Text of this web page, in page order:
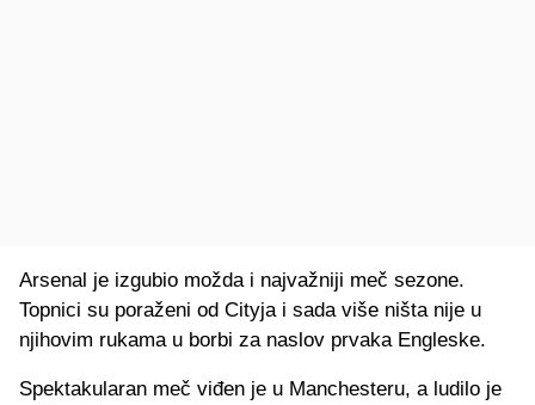
Arsenal je izgubio možda i najvažniji meč sezone.
Topnici su poraženi od Cityja i sada više ništa nije u
njihovim rukama u borbi za naslov prvaka Engleske.
Spektakularan meč viđen je u Manchesteru, a ludilo je